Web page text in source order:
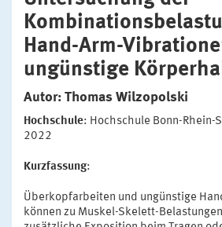
Hand-Arm-
ungünstige
Autor: Thomas Wilzopolski
Hochschule: Hochschule Bonn-Rhein-
2022
Kurzfassung:
Überkopfarbeiten und ungünstige
können zu Muskel-Skelett-